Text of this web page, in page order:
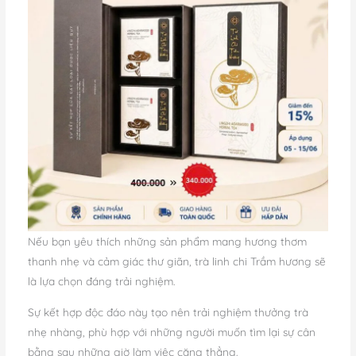
Nếu bạn yêu thích những sản phẩm mang hương thơm
thanh nhẹ và cảm giác thư giãn, trà linh chi Trầm hương sẽ
là lựa chọn đáng trải nghiệm.
Sự kết hợp độc đáo này tạo nên trải nghiệm thưởng trà
nhẹ nhàng, phù hợp với những người muốn tìm lại sự cân
bằng sau những giờ làm việc căng thẳng.